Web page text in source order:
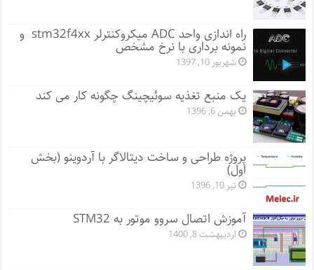
راه اندازی واحد ADC میکروکنترلر stm32f4xx و
نمونه برداری با نرخ مشخص
شهریور 10, 1397
یک منبع تغذیه سوئیچینگ چگونه کار می کند
بهمن 6, 1396
پروژه طراحی و ساخت دیتالاگر با آردوینو (بخش
اول)
تیر 10, 1396
آموزش اتصال سروو موتور به STM32
اردیبهشت 8, 1400